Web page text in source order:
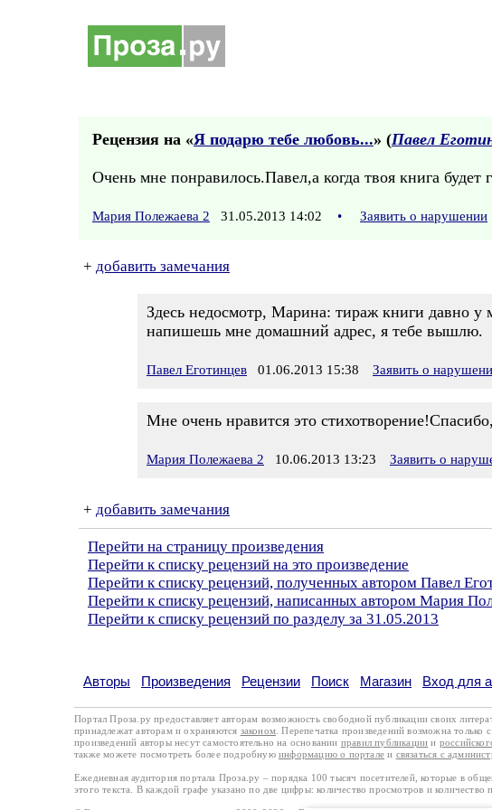
Рецензия на «Я подарю тебе любовь...» (Павел
Очень мне понравилось.Павел,а когда твоя книга
Мария Полежаева 2 31.05.2013 14:02 • Заявить о нарушении
+ добавить замечания
Здесь недосмотр, Марина: тираж книги давно у
напишешь мне домашний адрес, я тебе вышлю.
Павел Еготинцев 01.06.2013 15:38 Заявить о
Мне очень нравится это
Мария Полежаева 2 10.06.2013 13:23 Заявить о
+ добавить замечания
Перейти на страницу произведения
Перейти к списку рецензий на это произведение
Перейти к списку рецензий, полученных автором Павел
Перейти к списку рецензий, написанных автором Мария
Перейти к списку рецензий по разделу за 31.05.2013
Авторы Произведения Рецензии Поиск Магазин Вход для
Портал Проза.ру предоставляет авторам возможность свободной публикации своих
принадлежат авторам и охраняются законом . Перепечатка произведений возможна только
произведений авторы несут самостоятельно на основании правил публикации и
также можете посмотреть более подробную информацию о портале и связаться с
Ежедневная аудитория портала Проза.ру – порядка 100 тысяч посетителей, которые в
этого текста. В каждой графе указано по две цифры: количество просмотров и количество